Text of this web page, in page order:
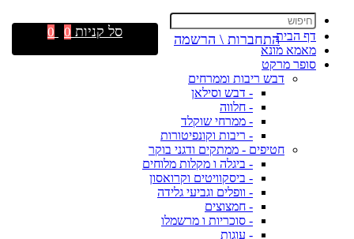
דף הבית
מאמא מונא
סופר מרקט
דבש ריבות וממרחים
- דבש וסילאן
- חלווה
- ממרחי שוקלד
- ריבות וקונפיטורות
חטיפים - ממתקים ודגני בוקר
- ביגלה ו מקלות מלוחים
- ביסקוויטים וקרואסון
- וופלים וגביעי גלידה
- חמצוצים
- סוכריות ו מרשמלו
- עוגות
התחברות \ הרשמה סל קניות 0
0